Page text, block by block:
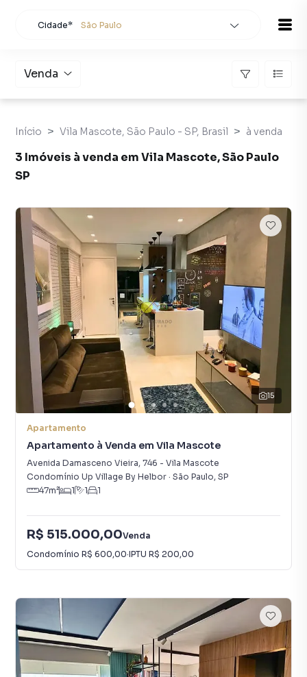
Cidade* São Paulo
Venda
Início Vila Mascote, São Paulo - SP, Brasil à venda
3 Imóveis à venda em Vila Mascote, São Paulo
SP
15
Apartamento
Apartamento à Venda em Vila Mascote
Avenida Damasceno Vieira, 746 - Vila Mascote
Condomínio Up Village By Helbor · São Paulo, SP
47m² 1 1 1
R$ 515.000,00Venda
Condomínio R$ 600,00·IPTU R$ 200,00